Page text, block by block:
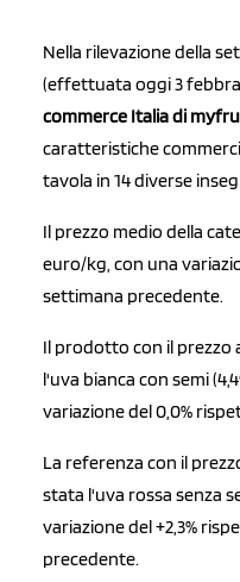
Nella rilevazione della
(effettuata oggi 3
commerce Italia di
caratteristiche
tavola in 14 diverse
Il prezzo medio della
euro/kg, con una
settimana precedente.
Il prodotto con il prezzo
l'uva bianca con semi
variazione del 0,0%
La referenza con il
stata l'uva rossa senza
variazione del +2,3%
precedente.